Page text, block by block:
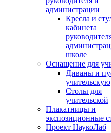
администрации
Кресла и
кабинета
школе
Оснащение для
Диваны и
учительскую
Столы для
учительской
Плакатницы и
экспозиционные
Проект НаукоЛаб